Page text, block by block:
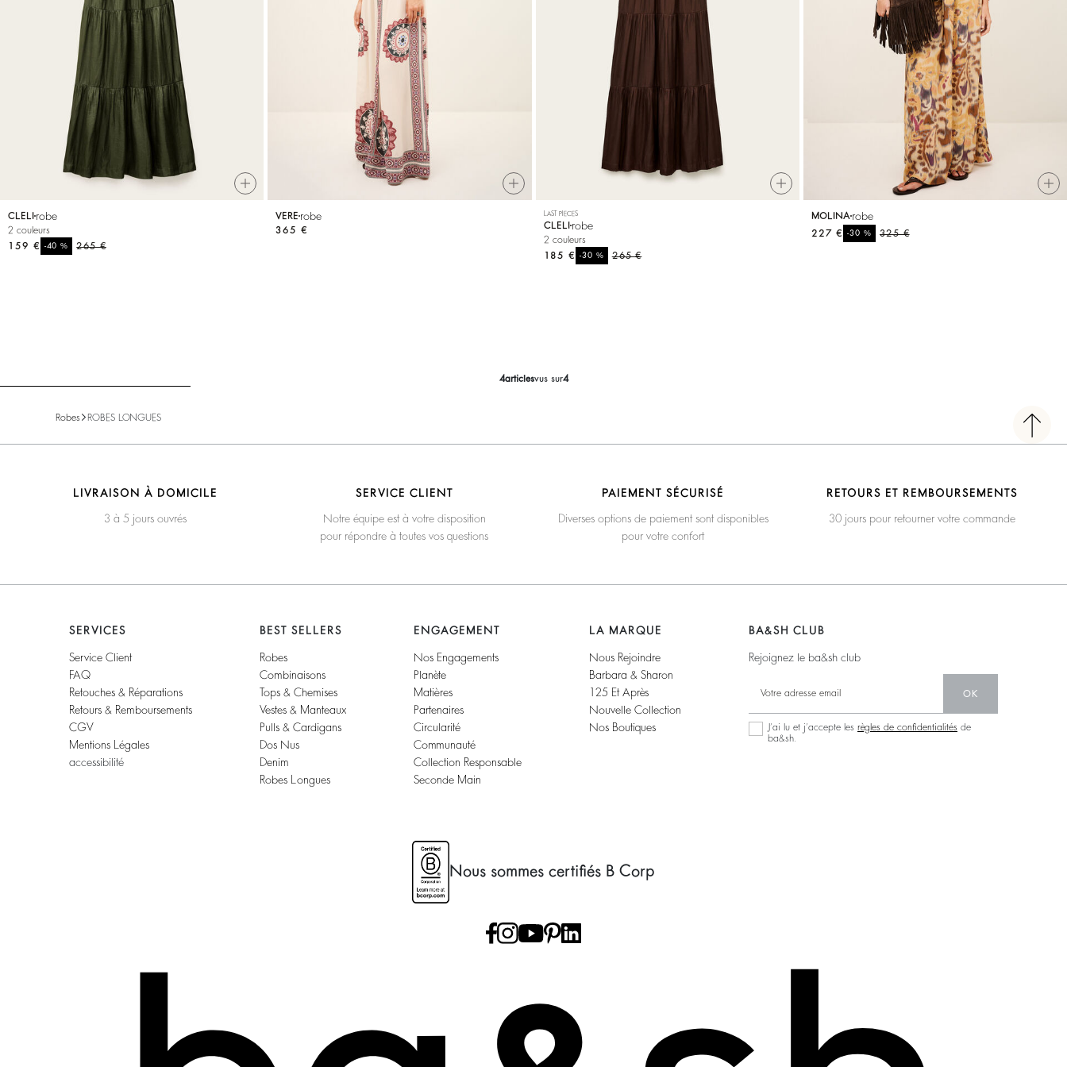
T-shirts VOIR TOUT
CLELI robe
2 couleurs
265 €
-40%
159 €
VERE robe
365 €
LAST PIECES
CLELI robe
2 couleurs
265 €
-30 %
185 €
MOLINA robe
325 €
-30%
227 €
4articlesvus sur4
Robes ROBES LONGUES
LIVRAISON À DOMICILE
3 à 5 jours ouvrés
SERVICE CLIENT
Notre équipe est à votre disposition
pour répondre à toutes vos questions
PAIEMENT SÉCURISÉ
Diverses options de paiement sont disponibles
pour votre confort
RETOURS ET REMBOURSEMENTS
30 jours pour retourner votre commande
SERVICES
Service Client
FAQ
Retouches & Réparations
Retours & Remboursements
CGV
Mentions Légales
accessibilité
BEST SELLERS
Robes
Combinaisons
Tops & Chemises
Vestes & Manteaux
Pulls & Cardigans
Dos Nus
Denim
Robes Longues
ENGAGEMENT
Nos Engagements
Planète
Matières
Partenaires
Circularité
Communauté
Collection Responsable
Seconde Main
LA MARQUE
Nous Rejoindre
Barbara & Sharon
125 Et Après
Nouvelle Collection
Nos Boutiques
BA&SH CLUB
Rejoignez le ba&sh club
OK
J’ai lu et j’accepte les règles de confidentialités de
ba&sh.
Nous sommes certifiés B Corp